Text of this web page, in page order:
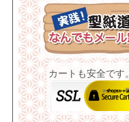
カートも安全です。